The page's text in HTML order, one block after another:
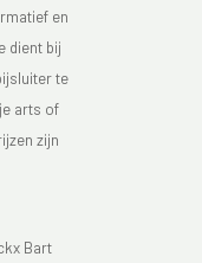
en
dient bij
te
arts of
zijn
Bart